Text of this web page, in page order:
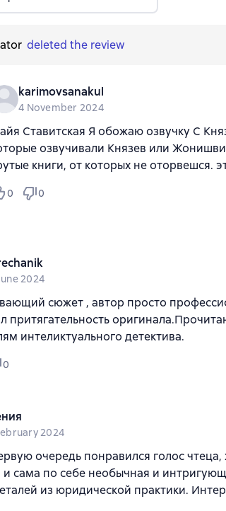
deleted the review
karimovsanakul
4 November 2024
Ставитская Я обожаю озвучку С
озвучивали Князев или
книги, от которых не оторвешся.
0 0
2024
сюжет , автор просто
притягательность
интеликтуального детектива.
0
2024
очередь понравился голос
и сама по себе необычная и
из юридической практики.